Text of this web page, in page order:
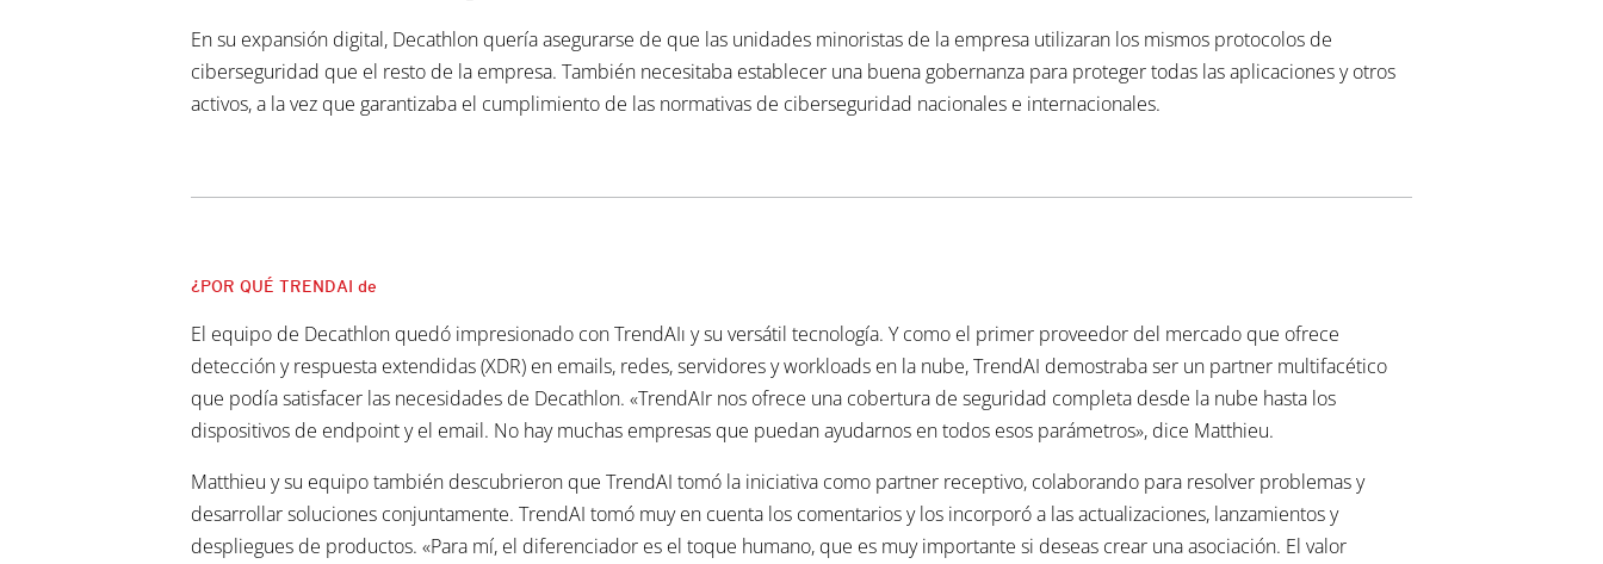
En su expansión digital, Decathlon quería asegurarse de que las unidades minoristas de la empresa utilizaran los mismos protocolos de
ciberseguridad que el resto de la empresa. También necesitaba establecer una buena gobernanza para proteger todas las aplicaciones y otros
activos, a la vez que garantizaba el cumplimiento de las normativas de ciberseguridad nacionales e internacionales.
¿POR QUÉ TRENDAI de
El equipo de Decathlon quedó impresionado con TrendAIı y su versátil tecnología. Y como el primer proveedor del mercado que ofrece
detección y respuesta extendidas (XDR) en emails, redes, servidores y workloads en la nube, TrendAI demostraba ser un partner multifacético
que podía satisfacer las necesidades de Decathlon. «TrendAIr nos ofrece una cobertura de seguridad completa desde la nube hasta los
dispositivos de endpoint y el email. No hay muchas empresas que puedan ayudarnos en todos esos parámetros», dice Matthieu.
Matthieu y su equipo también descubrieron que TrendAI tomó la iniciativa como partner receptivo, colaborando para resolver problemas y
desarrollar soluciones conjuntamente. TrendAI tomó muy en cuenta los comentarios y los incorporó a las actualizaciones, lanzamientos y
despliegues de productos. «Para mí, el diferenciador es el toque humano, que es muy importante si deseas crear una asociación. El valor